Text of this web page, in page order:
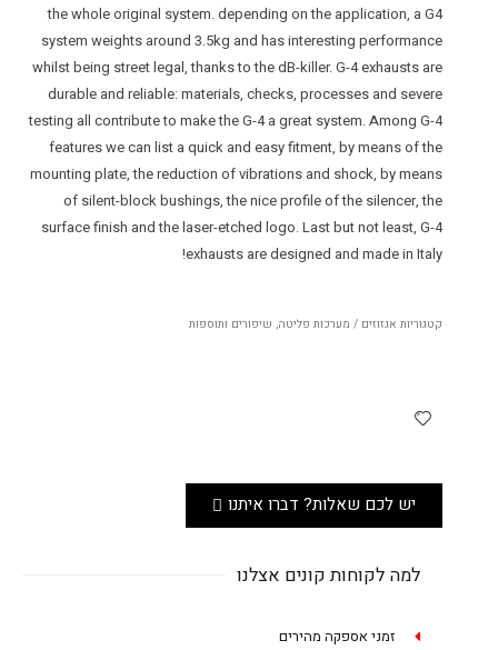
the whole original system. depending on the application, a G4
system weights around 3.5kg and has interesting performance
whilst being street legal, thanks to the dB-killer. G-4 exhausts are
durable and reliable: materials, checks, processes and severe
testing all contribute to make the G-4 a great system. Among G-4
features we can list a quick and easy fitment, by means of the
mounting plate, the reduction of vibrations and shock, by means
of silent-block bushings, the nice profile of the silencer, the
surface finish and the laser-etched logo. Last but not least, G-4
exhausts are designed and made in Italy!
קטגוריות אגזוזים / מערכות פליטה, שיפורים ותוספות
יש לכם שאלות? דברו איתנו
למה לקוחות קונים אצלנו
זמני אספקה מהירים